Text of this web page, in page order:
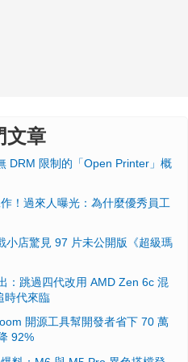
文章
DRM 限制的「Open Printer」概
！過來人曝光：為什麼優秀員工
小店驚見 97 片未公開版《超級瑪
：跳過四代改用 AMD Zen 6c 混
時代來臨
開源工具幫開發者省下 70 萬
92%